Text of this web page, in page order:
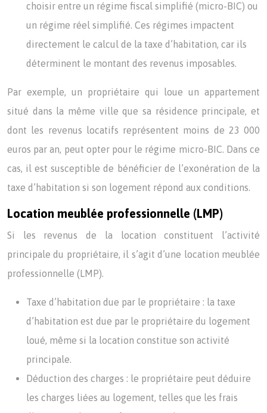
choisir entre un régime fiscal simplifié (micro-BIC) ou
un régime réel simplifié. Ces régimes impactent
directement le calcul de la taxe d’habitation, car ils
déterminent le montant des revenus imposables.
Par exemple, un propriétaire qui loue un appartement
situé dans la même ville que sa résidence principale, et
dont les revenus locatifs représentent moins de 23 000
euros par an, peut opter pour le régime micro-BIC. Dans ce
cas, il est susceptible de bénéficier de l’exonération de la
taxe d’habitation si son logement répond aux conditions.
Location meublée professionnelle (LMP)
Si les revenus de la location constituent l’activité
principale du propriétaire, il s’agit d’une location meublée
professionnelle (LMP).
Taxe d’habitation due par le propriétaire : la taxe
d’habitation est due par le propriétaire du logement
loué, même si la location constitue son activité
principale.
Déduction des charges : le propriétaire peut déduire
les charges liées au logement, telles que les frais